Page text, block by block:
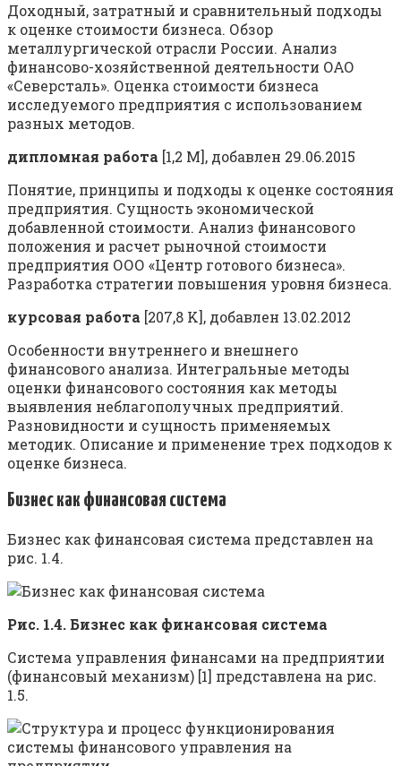
Доходный, затратный и сравнительный подходы
к оценке стоимости бизнеса. Обзор
металлургической отрасли России. Анализ
финансово-хозяйственной деятельности ОАО
«Северсталь». Оценка стоимости бизнеса
исследуемого предприятия с использованием
разных методов.
дипломная работа [1,2 M], добавлен 29.06.2015
Понятие, принципы и подходы к оценке состояния
предприятия. Сущность экономической
добавленной стоимости. Анализ финансового
положения и расчет рыночной стоимости
предприятия ООО «Центр готового бизнеса».
Разработка стратегии повышения уровня бизнеса.
курсовая работа [207,8 K], добавлен 13.02.2012
Особенности внутреннего и внешнего
финансового анализа. Интегральные методы
оценки финансового состояния как методы
выявления неблагополучных предприятий.
Разновидности и сущность применяемых
методик. Описание и применение трех подходов к
оценке бизнеса.
Бизнес как финансовая система
Бизнес как финансовая система представлен на
рис. 1.4.
Рис. 1.4.Бизнес как финансовая система
Система управления финансами на предприятии
(финансовый механизм) [1] представлена на рис.
1.5.